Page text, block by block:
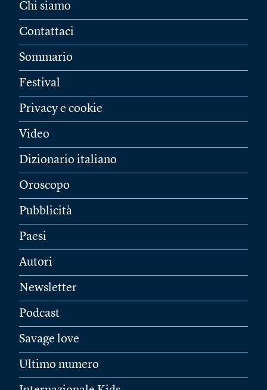
Chi siamo
Contattaci
Sommario
Festival
Privacy e cookie
Video
Dizionario italiano
Oroscopo
Pubblicità
Paesi
Autori
Newsletter
Podcast
Savage love
Ultimo numero